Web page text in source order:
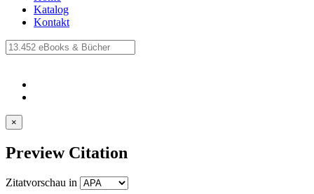
Katalog
Kontakt
×
Preview Citation